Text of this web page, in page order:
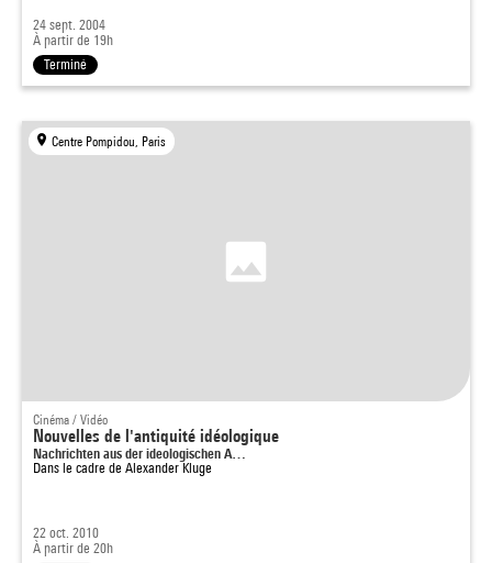
24 sept. 2004
À partir de 19h
Terminé
Centre Pompidou, Paris
Cinéma / Vidéo
Nouvelles de l'antiquité idéologique
Nachrichten aus der ideologischen A…
Dans le cadre de Alexander Kluge
22 oct. 2010
À partir de 20h